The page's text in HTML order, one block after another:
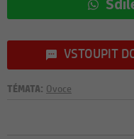
VSTOUPIT
TÉMATA: Ovoce